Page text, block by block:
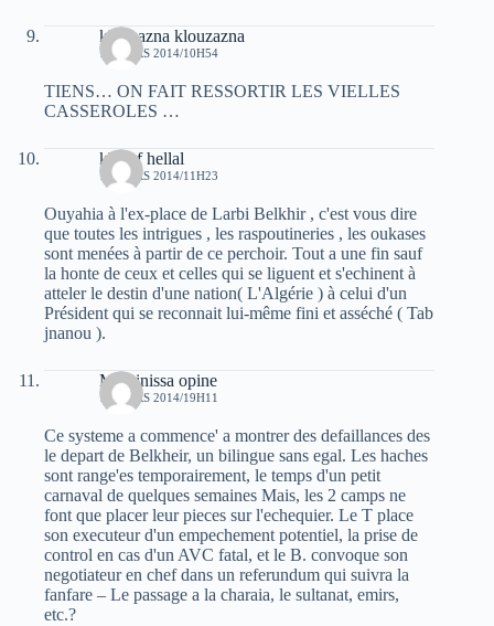
klouzazna klouzazna
15 MARS 2014/10H54
TIENS… ON FAIT RESSORTIR LES VIELLES
CASSEROLES …
khelaf hellal
15 MARS 2014/11H23
Ouyahia à l'ex-place de Larbi Belkhir , c'est vous dire
que toutes les intrigues , les raspoutineries , les oukases
sont menées à partir de ce perchoir. Tout a une fin sauf
la honte de ceux et celles qui se liguent et s'echinent à
atteler le destin d'une nation( L'Algérie ) à celui d'un
Président qui se reconnait lui-même fini et asséché ( Tab
jnanou ).
Massinissa opine
15 MARS 2014/19H11
Ce systeme a commence' a montrer des defaillances des
le depart de Belkheir, un bilingue sans egal. Les haches
sont range'es temporairement, le temps d'un petit
carnaval de quelques semaines Mais, les 2 camps ne
font que placer leur pieces sur l'echequier. Le T place
son executeur d'un empechement potentiel, la prise de
control en cas d'un AVC fatal, et le B. convoque son
negotiateur en chef dans un referundum qui suivra la
fanfare – Le passage a la charaia, le sultanat, emirs,
etc.?